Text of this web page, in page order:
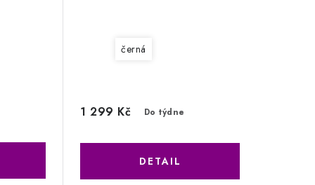
černá
Do týdne
1 299 Kč